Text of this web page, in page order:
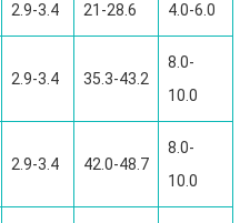
2.9-3.4 21-28.6 4.0-6.0
2.9-3.4 35.3-43.2
8.0-
10.0
2.9-3.4 42.0-48.7
8.0-
10.0